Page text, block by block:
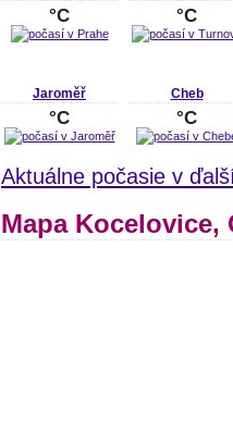
°C °C
Jaroměř
°C
Cheb
°C
Aktuálne počasie v
Mapa Kocelovice,